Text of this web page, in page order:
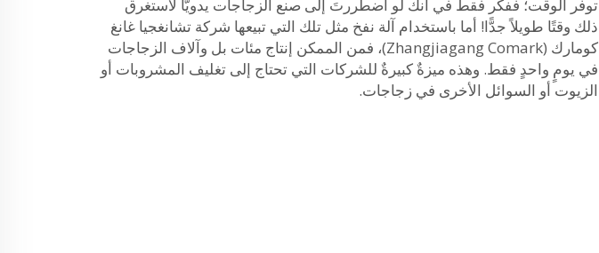
توفر الوقت؛ ففكِّر فقط في أنك لو اضطررتَ إلى صنع الزجاجات يدويًّا لاستغرق
ذلك وقتًا طويلاً جدًّا! أما باستخدام آلة نفخ مثل تلك التي تبيعها شركة تشانغجيا غانغ
كومارك (Zhangjiagang Comark)، فمن الممكن إنتاج مئات بل وآلاف الزجاجات
في يومٍ واحدٍ فقط. وهذه ميزةٌ كبيرةٌ للشركات التي تحتاج إلى تغليف المشروبات أو
الزيوت أو السوائل الأخرى في زجاجات.